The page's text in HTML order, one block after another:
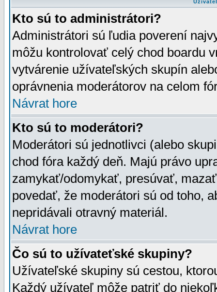
Kto sú to administrátori?
Administrátori sú ľudia poverení
môžu kontrolovať celý chod boardu
vytvárenie užívateľských skupín
oprávnenia moderátorov na celom
Návrat hore
Kto sú to moderátori?
Moderátori sú jednotlivci (alebo
chod fóra každý deň. Majú právo
zamykať/odomykať, presúvať,
povedať, že moderátori sú od toho,
nepridávali otravný materiál.
Návrat hore
Čo sú to užívateťské skupiny?
Užívateľské skupiny sú cestou,
Každý užívateľ môže patriť do